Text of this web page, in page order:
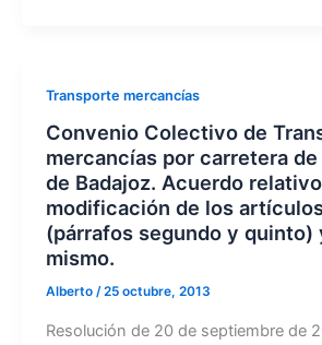
Transporte mercancías
Convenio Colectivo de
mercancías por carretera
de Badajoz. Acuerdo
modificación de los
(párrafos segundo y quinto)
mismo.
Alberto /25 octubre, 2013
Resolución de 20 de septiembre de